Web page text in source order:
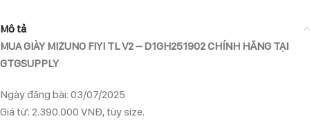
Mô tả
MUA GIÀY MIZUNO FIYI TL V2 – D1GH251902 CHÍNH HÃNG TẠI
GTGSUPPLY
Ngày đăng bài: 03/07/2025
Giá từ: 2.390.000 VNĐ, tùy size.